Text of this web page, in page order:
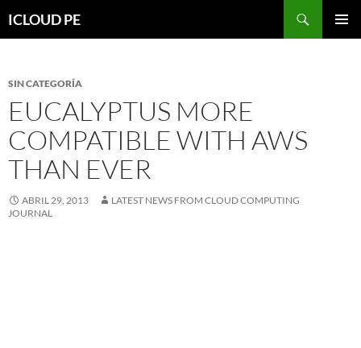
hacia
ICLOUD PE
SIN CATEGORÍA
EUCALYPTUS MORE
COMPATIBLE WITH AWS
THAN EVER
ABRIL 29, 2013
LATEST NEWS FROM CLOUD COMPUTING
JOURNAL